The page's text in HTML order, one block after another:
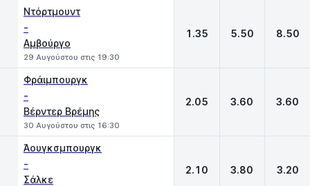
Ντόρτμουντ
-
Αμβούργο
29 Αυγούστου στις 19:30
1.35 5.50 8.50
Φράιμπουργκ
-
Βέρντερ Βρέμης
30 Αυγούστου στις 16:30
2.05 3.60 3.60
Άουγκσμπουργκ
-
Σάλκε
2.10 3.80 3.20